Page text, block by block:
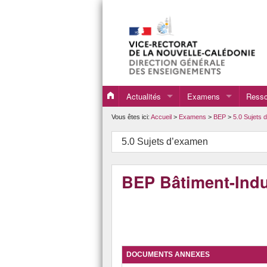
Actualités
Examens
Bac Professionnel en
BEP
CAP
Vous êtes ici: Accueil > Examens > BEP > 5.0 Sujets
5.0 Sujets d’examen
BEP Bâtiment-
DOCUMENTS ANNEXES